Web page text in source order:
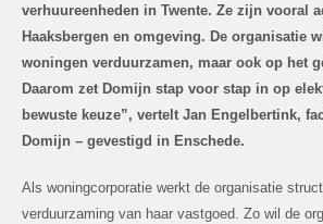
verhuureenheden in Twente. Ze zijn vooral
Haaksbergen en omgeving. De organisatie
woningen verduurzamen, maar ook op het
Daarom zet Domijn stap voor stap in op
bewuste keuze”, vertelt Jan Engelbertink,
Domijn – gevestigd in Enschede.
Als woningcorporatie werkt de organisatie
verduurzaming van haar vastgoed. Zo wil de